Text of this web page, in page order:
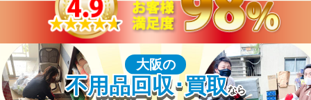
大阪の
不用品回収･買取なら